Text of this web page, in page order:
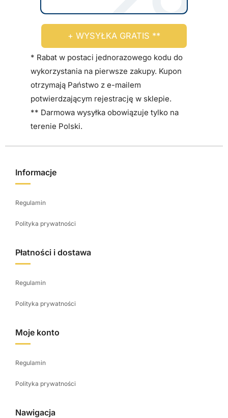
+ WYSYŁKA GRATIS **
* Rabat w postaci jednorazowego kodu do
wykorzystania na pierwsze zakupy. Kupon
otrzymają Państwo z e-mailem
potwierdzającym rejestrację w sklepie.
** Darmowa wysyłka obowiązuje tylko na
terenie Polski.
Informacje
Regulamin
Polityka prywatności
Płatności i dostawa
Regulamin
Polityka prywatności
Moje konto
Regulamin
Polityka prywatności
Nawigacja